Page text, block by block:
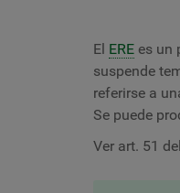
El ERE es un
suspende
referirse a
Se puede
Ver art. 51 del